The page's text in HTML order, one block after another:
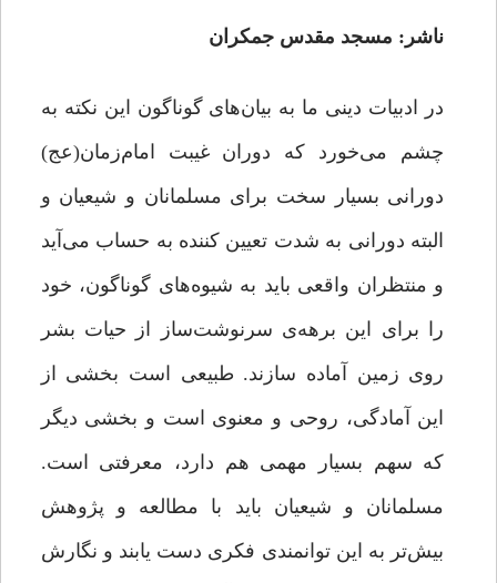
ناشر: مسجد مقدس جمکران
در ادبیات دینی ما به بیان‌های گوناگون این نکته به
چشم می‌خورد که دوران غیبت امام‌زمان(عج)
دورانی بسیار سخت برای مسلمانان و شیعیان و
البته دورانی به‌ شدت تعیین ‌کننده به حساب می‌آید
و منتظران واقعی باید به شیوه‌های گوناگون، خود
را برای این برهه‌ی سرنوشت‌ساز از حیات بشر
روی زمین آماده سازند. طبیعی است بخشی از
این آمادگی، روحی و معنوی است و بخشی دیگر
که سهم بسیار مهمی هم دارد، معرفتی است.
مسلمانان و شیعیان باید با مطالعه و پژوهش
بیش‌تر به این توانمندی فکری دست یابند و نگارش